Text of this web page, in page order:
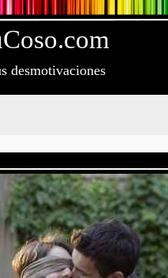
Coso.com
desmotivaciones